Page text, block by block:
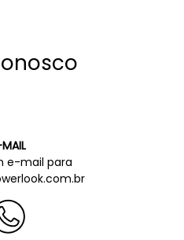
e-mail para